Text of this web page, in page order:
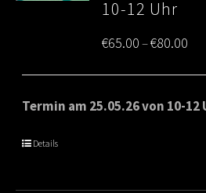
10-12 Uhr
€65.00–€80.00
Termin am 25.05.26 von 10-12
Details